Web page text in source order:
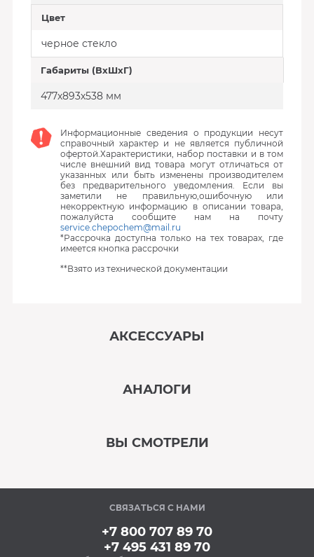
Цвет
черное стекло
Габариты (ВхШхГ)
477х893х538 мм
Информационные сведения о продукции несут
справочный характер и не является публичной
офертой.Характеристики, набор поставки и в том
числе внешний вид товара могут отличаться от
указанных или быть изменены производителем
без предварительного уведомления. Если вы
заметили не правильную,ошибочную или
некорректную информацию в описании товара,
пожалуйста сообщите нам на почту
service.chepochem@mail.ru
*Рассрочка доступна только на тех товарах, где
имеется кнопка рассрочки
**Взято из технической документации
АКСЕССУАРЫ
АНАЛОГИ
ВЫ СМОТРЕЛИ
В наличии
СВЯЗАТЬСЯ С НАМИ
+7 800 707 89 70
+7 495 431 89 70